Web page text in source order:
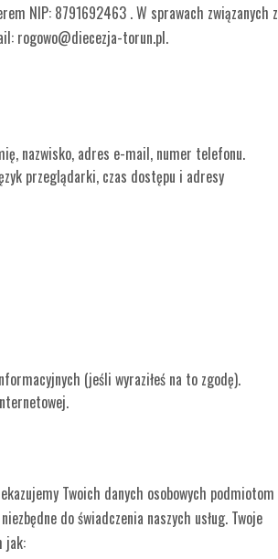
NIP: 8791692463 . W sprawach związanych z
rogowo@diecezja-torun.pl.
nazwisko, adres e-mail, numer telefonu.
przeglądarki, czas dostępu i adresy
(jeśli wyraziłeś na to zgodę).
Twoich danych osobowych podmiotom
do świadczenia naszych usług. Twoje
jak: